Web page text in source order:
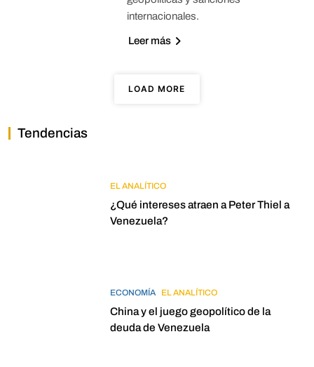
internacionales.
Leer más
LOAD MORE
Tendencias
EL ANALÍTICO
¿Qué intereses atraen a Peter Thiel a
Venezuela?
ECONOMÍA EL ANALÍTICO
China y el juego geopolítico de la
deuda de Venezuela